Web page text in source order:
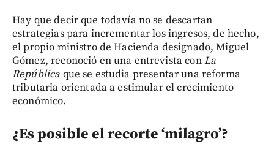
Hay que decir que todavía no se descartan
estrategias para incrementar los ingresos, de hecho,
el propio ministro de Hacienda designado, Miguel
Gómez, reconoció en una entrevista conLa
República que se estudia presentar una reforma
tributaria orientada a estimular el crecimiento
económico.
¿Es posible el recorte ‘milagro’?